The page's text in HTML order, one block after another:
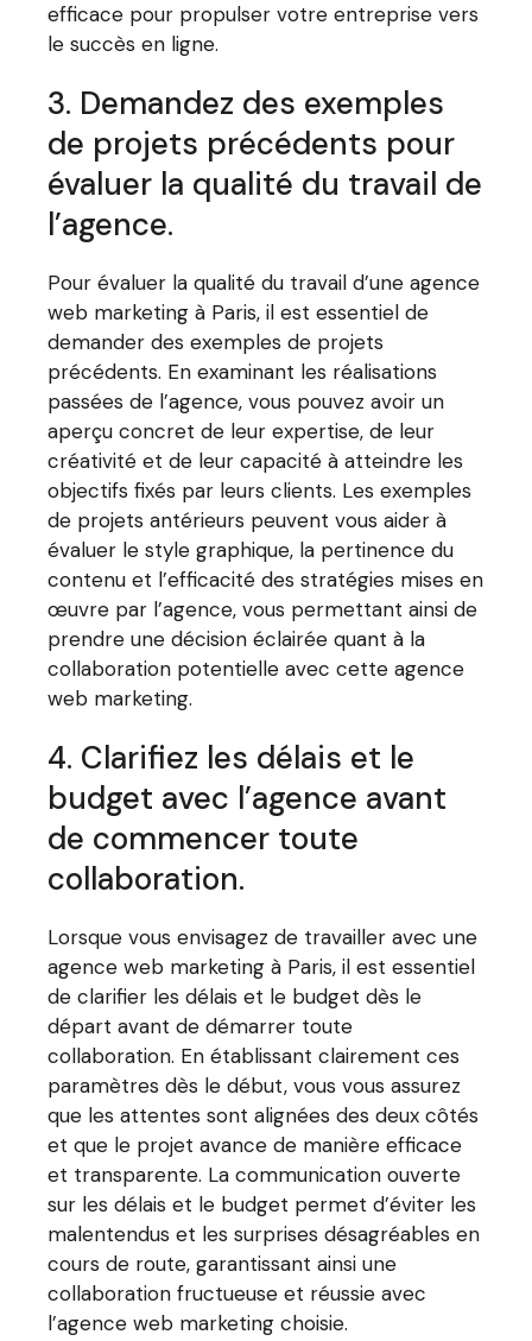
efficace pour propulser votre entreprise vers
le succès en ligne.
3. Demandez des exemples
de projets précédents pour
évaluer la qualité du travail de
l’agence.
Pour évaluer la qualité du travail d’une agence
web marketing à Paris, il est essentiel de
demander des exemples de projets
précédents. En examinant les réalisations
passées de l’agence, vous pouvez avoir un
aperçu concret de leur expertise, de leur
créativité et de leur capacité à atteindre les
objectifs fixés par leurs clients. Les exemples
de projets antérieurs peuvent vous aider à
évaluer le style graphique, la pertinence du
contenu et l’efficacité des stratégies mises en
œuvre par l’agence, vous permettant ainsi de
prendre une décision éclairée quant à la
collaboration potentielle avec cette agence
web marketing.
4. Clarifiez les délais et le
budget avec l’agence avant
de commencer toute
collaboration.
Lorsque vous envisagez de travailler avec une
agence web marketing à Paris, il est essentiel
de clarifier les délais et le budget dès le
départ avant de démarrer toute
collaboration. En établissant clairement ces
paramètres dès le début, vous vous assurez
que les attentes sont alignées des deux côtés
et que le projet avance de manière efficace
et transparente. La communication ouverte
sur les délais et le budget permet d’éviter les
malentendus et les surprises désagréables en
cours de route, garantissant ainsi une
collaboration fructueuse et réussie avec
l’agence web marketing choisie.